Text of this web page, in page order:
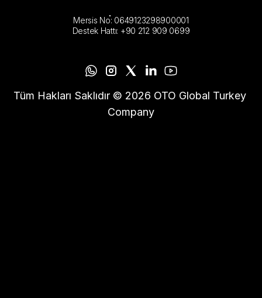
Mersis No: 0649123298900001
Destek Hattı: +90 212 909 0699
Tüm Hakları Saklıdır © 2026 OTO Global Turkey
Company